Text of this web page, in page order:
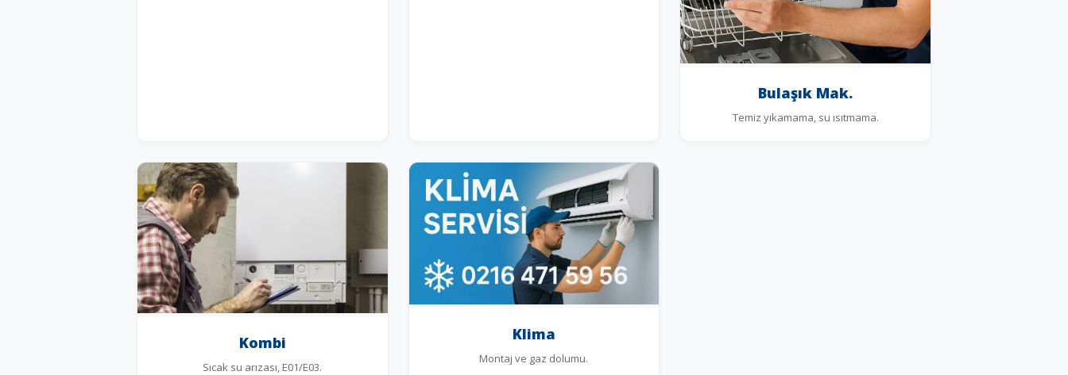
Bulaşık Mak.
Temiz yıkamama, su ısıtmama.
Kombi
Sıcak su arızası, E01/E03.
Klima
Montaj ve gaz dolumu.